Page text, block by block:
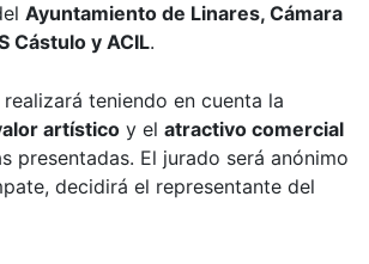
Ayuntamiento de Linares, Cámara
Cástulo y ACIL.
teniendo en cuenta la
artístico y el atractivo comercial
presentadas. El jurado será anónimo
decidirá el representante del